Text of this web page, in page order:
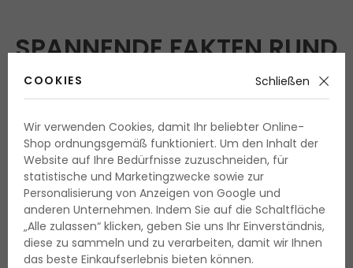
SPANNENDE FAKTEN RUND
UMS HAAR UND DIE
HAARPFLEGE
Enzyklopädie der Schönheit:Haarpflege
·Haarpflege-Guide: Haar richtig pflegen
·Haarpflege-Fehler: Angewohnheiten, die Ihr Haar
unauffällig schädigen
COOKIES Schließen
Wir verwenden Cookies, damit Ihr beliebter Online-
Shop ordnungsgemäß funktioniert. Um den Inhalt der
Website auf Ihre Bedürfnisse zuzuschneiden, für
statistische und Marketingzwecke sowie zur
Personalisierung von Anzeigen von Google und
anderen Unternehmen. Indem Sie auf die Schaltfläche
„Alle zulassen“ klicken, geben Sie uns Ihr Einverständnis,
diese zu sammeln und zu verarbeiten, damit wir Ihnen
das beste Einkaufserlebnis bieten können.